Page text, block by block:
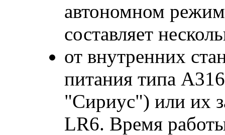
автономном
составляет
от внутренних
питания типа
"Сириус") или их
LR6. Время